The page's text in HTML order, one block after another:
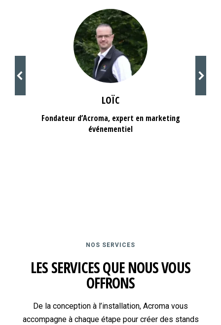
LOÏC
Fondateur d’Acroma, expert en marketing
événementiel
NOS SERVICES
LES SERVICES QUE NOUS VOUS
OFFRONS
De la conception à l’installation, Acroma vous
accompagne à chaque étape pour créer des stands